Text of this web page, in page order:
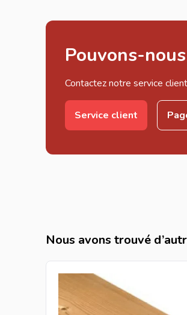
Pouvons-
Contactez notre service client
Service client
Nous avons trouvé